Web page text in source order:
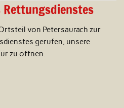
von Petersaurach zur
gerufen, unsere
zu öffnen.